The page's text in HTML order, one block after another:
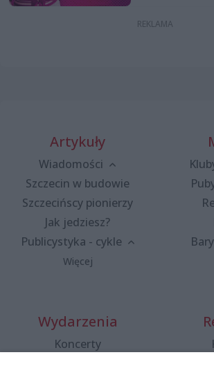
Artykuły
Wiadomości
Szczecin w budowie
Szczecińscy pionierzy
Jak jedziesz?
Publicystyka - cykle
Więcej
Wydarzenia
Koncerty